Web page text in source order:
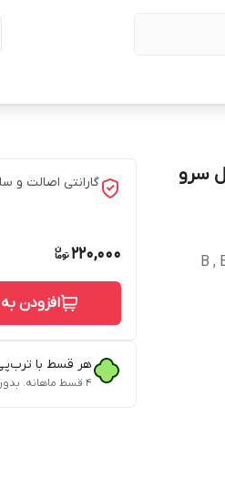
سرو
گارانتی اصالت و
220,000
افزودن
هر قسط با
۴ قسط ماهانه. بدون سود، چک و ضامن.